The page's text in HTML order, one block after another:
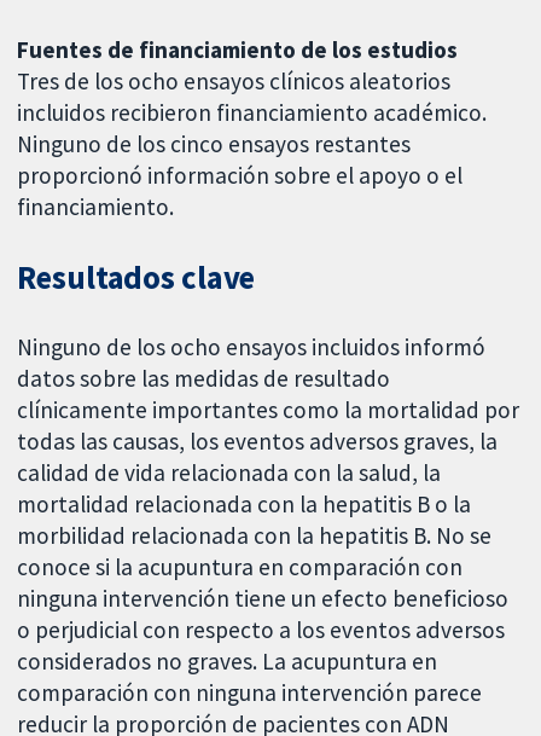
Fuentes de financiamiento de los estudios
Tres de los ocho ensayos clínicos aleatorios
incluidos recibieron financiamiento académico.
Ninguno de los cinco ensayos restantes
proporcionó información sobre el apoyo o el
financiamiento.
Resultados clave
Ninguno de los ocho ensayos incluidos informó
datos sobre las medidas de resultado
clínicamente importantes como la mortalidad por
todas las causas, los eventos adversos graves, la
calidad de vida relacionada con la salud, la
mortalidad relacionada con la hepatitis B o la
morbilidad relacionada con la hepatitis B. No se
conoce si la acupuntura en comparación con
ninguna intervención tiene un efecto beneficioso
o perjudicial con respecto a los eventos adversos
considerados no graves. La acupuntura en
comparación con ninguna intervención parece
reducir la proporción de pacientes con ADN